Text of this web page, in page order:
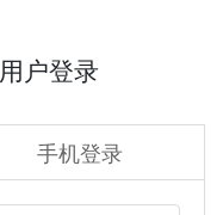
用户登录
手机登录